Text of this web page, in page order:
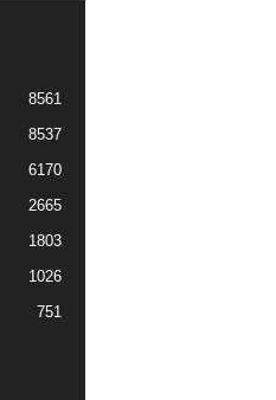
8561
8537
6170
2665
1803
1026
751